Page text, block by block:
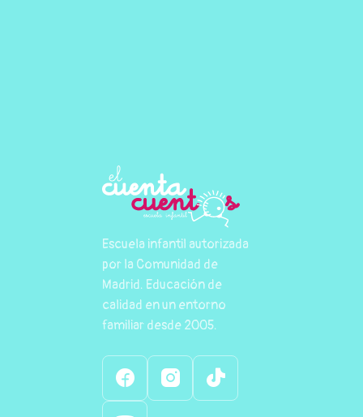
Escuela infantil autorizada
por la Comunidad de
Madrid. Educación de
calidad en un entorno
familiar desde 2005.